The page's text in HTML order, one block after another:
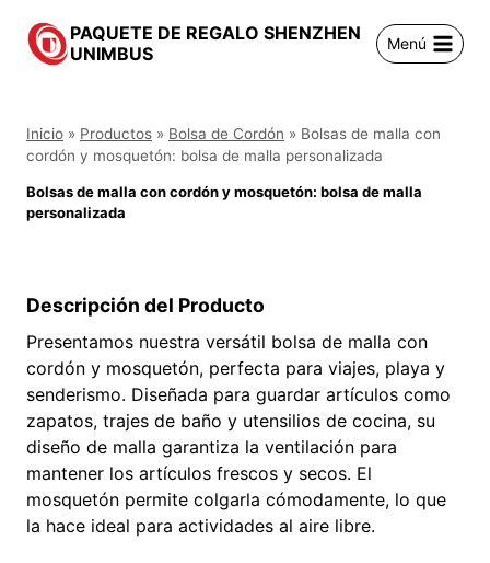
contenido
PAQUETE DE REGALO SHENZHEN
UNIMBUS
Menú
Inicio » Productos » Bolsa de Cordón » Bolsas de malla con
cordón y mosquetón: bolsa de malla personalizada
Bolsas de malla con cordón y mosquetón: bolsa de malla
personalizada
Descripción del Producto
Presentamos nuestra versátil bolsa de malla con
cordón y mosquetón, perfecta para viajes, playa y
senderismo. Diseñada para guardar artículos como
zapatos, trajes de baño y utensilios de cocina, su
diseño de malla garantiza la ventilación para
mantener los artículos frescos y secos. El
mosquetón permite colgarla cómodamente, lo que
la hace ideal para actividades al aire libre.